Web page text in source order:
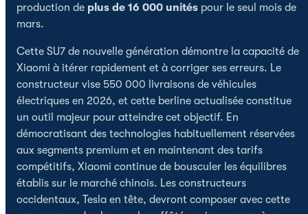
production de plus de 16 000 unités pour le seul mois de
mars.
Cette SU7 de nouvelle génération démontre la capacité de
Xiaomi à itérer rapidement et à corriger ses erreurs. Le
constructeur vise 550 000 livraisons de véhicules
électriques en 2026, et cette berline actualisée constitue
un outil majeur pour atteindre cet objectif. En
démocratisant des technologies habituellement réservées
aux segments premium et en maintenant des tarifs
compétitifs, Xiaomi continue de bousculer les équilibres
établis sur le marché chinois. Les constructeurs
occidentaux, Tesla en tête, devront composer avec cette